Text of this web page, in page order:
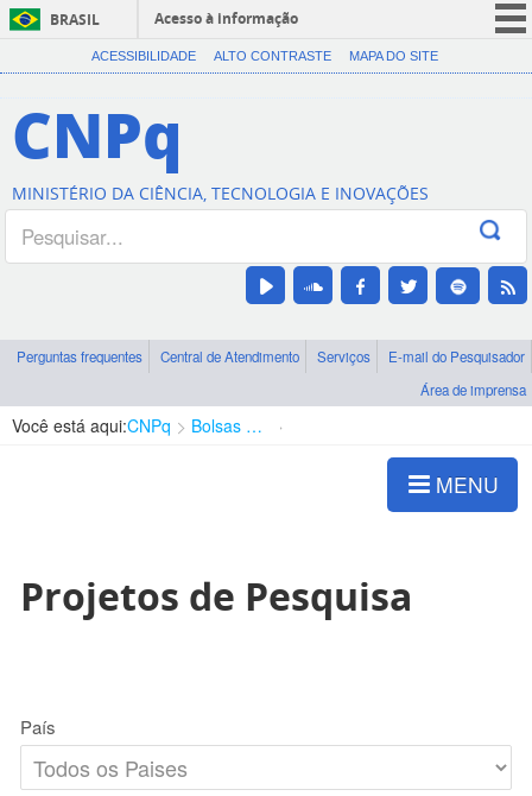
BRASIL
Acesso à informação
CORONAVÍRUS (COVID-19)
Canais
ACESSIBILIDADE ALTO CONTRASTE MAPA DO SITE
CNPq
MINISTÉRIO DA CIÊNCIA, TECNOLOGIA E INOVAÇÕES
Perguntas frequentes Central de Atendimento Serviços
E-mail do Pesquisador
Área de imprensa
Você está aqui:CNPq Bolsas e Auxílios Vigentes
MENU
Projetos de Pesquisa
País